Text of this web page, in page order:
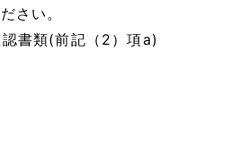
さい。
書類(前記（2）項a)